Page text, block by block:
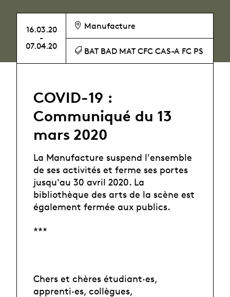
16.03.20
-
07.04.20
Manufacture
BAT BAD MAT CFC CAS-A FC PS
COVID-19 :
Communiqué du 13
mars 2020
La Manufacture suspend l'ensemble
de ses activités et ferme ses portes
jusqu'au 30 avril 2020. La
bibliothèque des arts de la scène est
également fermée aux publics.
***
Chers et chères étudiant·es,
apprenti·es, collègues,